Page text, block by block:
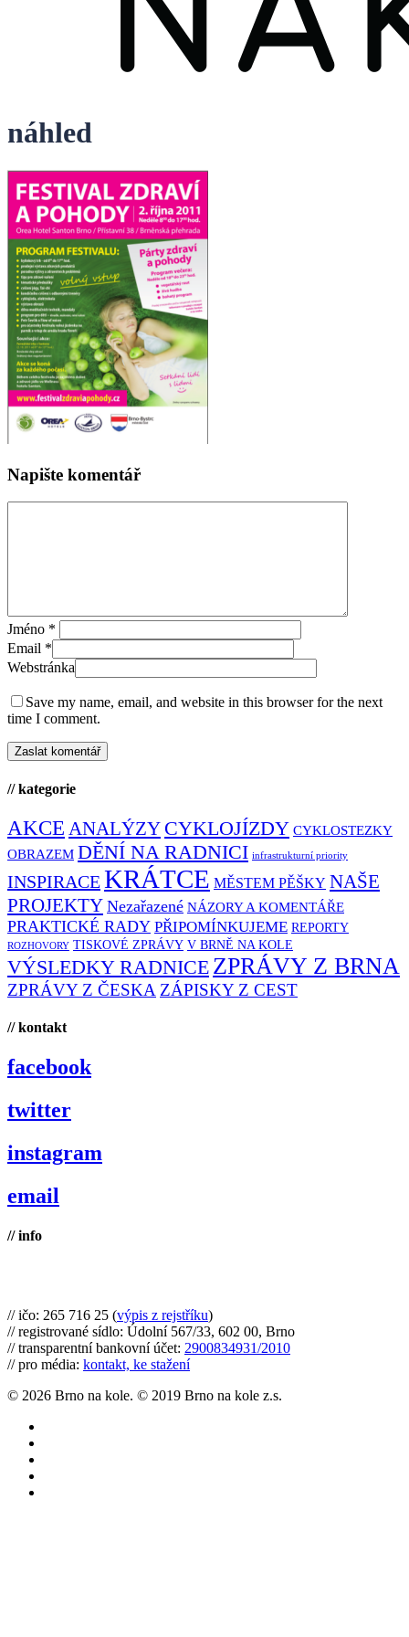
náhled
Napište komentář
Jméno *
Email *
Webstránka
Save my name, email, and website in this browser for the next
time I comment.
// kategorie
AKCE ANALÝZY CYKLOJÍZDY CYKLOSTEZKY
OBRAZEM DĚNÍ NA RADNICI infrastrukturní priority
INSPIRACEKRÁTCE MĚSTEM PĚŠKY NAŠE
PROJEKTY Nezařazené NÁZORY A KOMENTÁŘE
PRAKTICKÉ RADY PŘIPOMÍNKUJEME REPORTY
ROZHOVORY TISKOVÉ ZPRÁVY V BRNĚ NA KOLE
VÝSLEDKY RADNICE ZPRÁVY Z BRNA
ZPRÁVY Z ČESKA ZÁPISKY Z CEST
// kontakt
facebook
twitter
instagram
email
// info
// ičo: 265 716 25 (výpis z rejstříku)
// registrované sídlo: Údolní 567/33, 602 00, Brno
// transparentní bankovní účet: 2900834931/2010
// pro média: kontakt, ke stažení
© 2026 Brno na kole. © 2019 Brno na kole z.s.